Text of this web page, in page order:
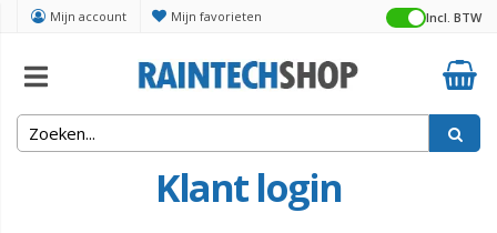
Mijn account Mijn favorieten Incl. BTW
Klant login